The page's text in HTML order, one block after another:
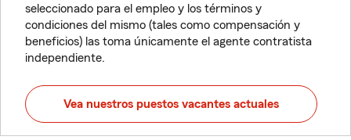
seleccionado para el empleo y los términos y
condiciones del mismo (tales como compensación y
beneficios) las toma únicamente el agente contratista
independiente.
Vea nuestros puestos vacantes actuales